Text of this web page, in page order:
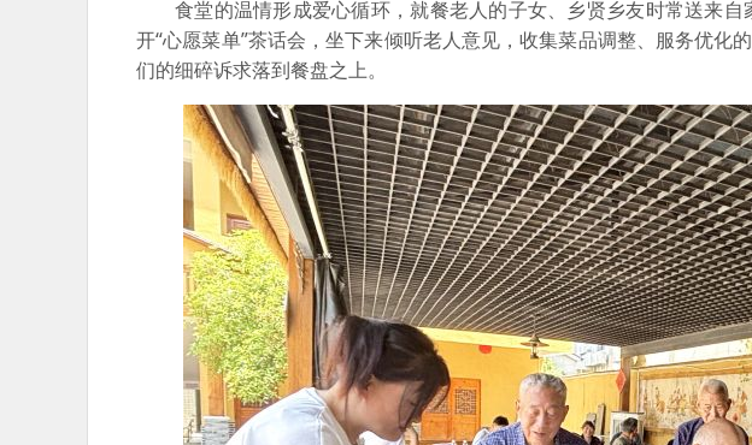
食堂的温情形成爱心循环，就餐老人的子女、乡贤乡友时常送来
开“心愿菜单”茶话会，坐下来倾听老人意见，收集菜品调整、服务优化
们的细碎诉求落到餐盘之上。